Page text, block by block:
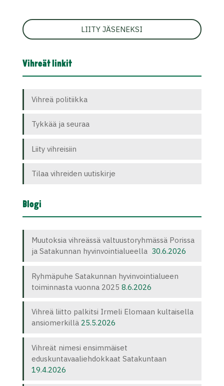
LIITY JÄSENEKSI
Vihreät linkit
Vihreä politiikka
Tykkää ja seuraa
Liity vihreisiin
Tilaa vihreiden uutiskirje
Blogi
Muutoksia vihreässä valtuustoryhmässä Porissa
ja Satakunnan hyvinvointialueella 30.6.2026
Ryhmäpuhe Satakunnan hyvinvointialueen
toiminnasta vuonna 2025 8.6.2026
Vihreä liitto palkitsi Irmeli Elomaan kultaisella
ansiomerkillä 25.5.2026
Vihreät nimesi ensimmäiset
eduskuntavaaliehdokkaat Satakuntaan
19.4.2026